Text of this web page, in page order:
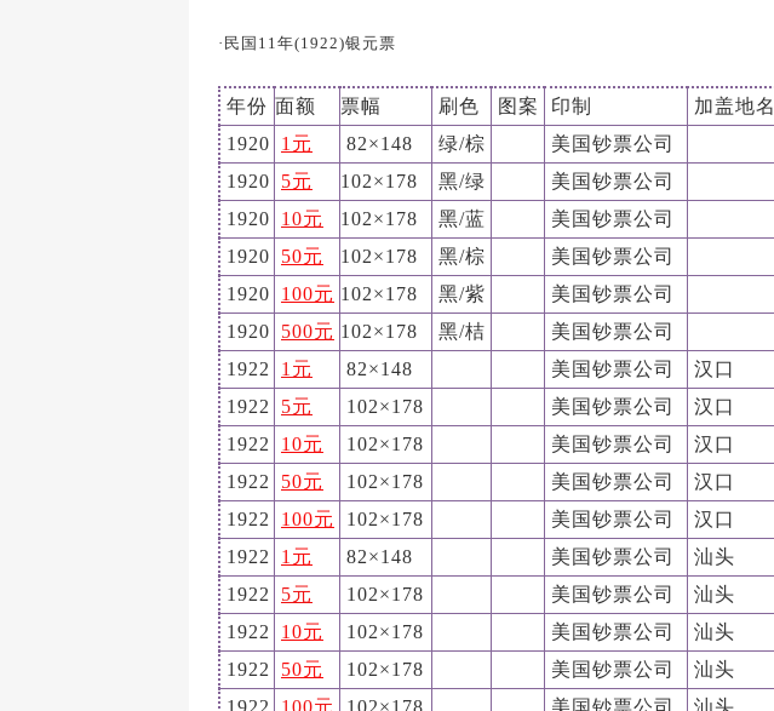
·民国11年(1922)银元票
年份 面额 票幅 刷色 图案 印制 加盖地名
1920
1元 82×148 绿/棕
美国钞票公司
1920
5元 102×178 黑/绿
美国钞票公司
1920
10元 102×178 黑/蓝
美国钞票公司
1920
50元 102×178 黑/棕
美国钞票公司
1920
100元 102×178 黑/紫
美国钞票公司
1920
500元 102×178 黑/桔
美国钞票公司
1922
1元 82×148 美国钞票公司
汉口
1922
5元 102×178 美国钞票公司
汉口
1922
10元 102×178 美国钞票公司
汉口
1922
50元 102×178 美国钞票公司
汉口
1922
100元 102×178 美国钞票公司
汉口
1922
1元 82×148 美国钞票公司
汕头
1922
5元 102×178 美国钞票公司
汕头
1922
10元 102×178 美国钞票公司
汕头
1922
50元 102×178 美国钞票公司
汕头